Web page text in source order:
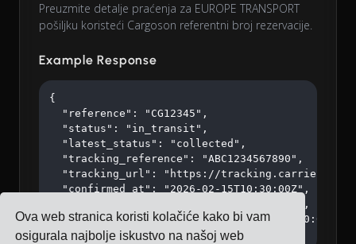
Ova web stranica koristi kolačiće kako bi vam
osigurala najbolje iskustvo na našoj web
Preuzmite detalje praćenja za EUROPE TRANSPORT
pošiljku koristeći Cargoson referentni broj rezervacije.
Example Response
{
  "reference": "CG12345",
  "status": "in_transit",
  "latest_status": "collected",
  "tracking_reference": "ABC1234567890",
"tracking_url": "https://
  "confirmed_at": "2026-02-15T10:30:00Z",
  "collected_at": "2026-02-15T14:20:00Z",
  "estimated_delivery": "2026-02-18T16:00:00Z"
}